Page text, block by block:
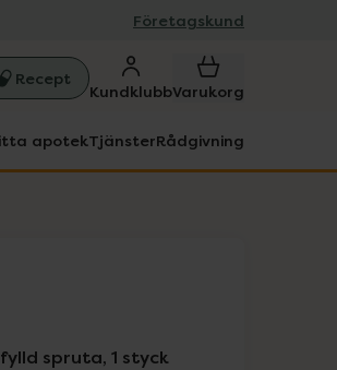
Företagskund
Recept
KundklubbVarukorg
apotekTjänsterRådgivning
spruta, 1 styck